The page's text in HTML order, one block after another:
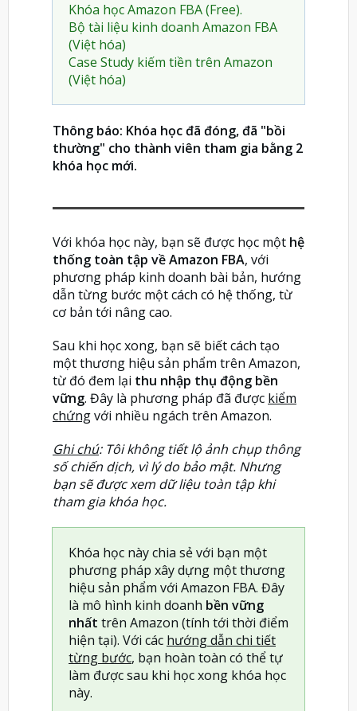
Khóa học Amazon FBA (Free).
Bộ tài liệu kinh doanh Amazon FBA
(Việt hóa)
Case Study kiếm tiền trên Amazon
(Việt hóa)
Thông báo: Khóa học đã đóng, đã "bồi
thường" cho thành viên tham gia bằng 2
khóa học mới.
Với khóa học này, bạn sẽ được học một hệ
thống toàn tập về Amazon FBA, với
phương pháp kinh doanh bài bản, hướng
dẫn từng bước một cách có hệ thống, từ
cơ bản tới nâng cao.
Sau khi học xong, bạn sẽ biết cách tạo
một thương hiệu sản phẩm trên Amazon,
từ đó đem lại thu nhập thụ động bền
vững. Đây là phương pháp đã được kiểm
chứngvới nhiều ngách trên Amazon.
Ghi chú: Tôi không tiết lộ ảnh chụp thông
số chiến dịch, vì lý do bảo mật. Nhưng
bạn sẽ được xem dữ liệu toàn tập khi
tham gia khóa học.
Khóa học này chia sẻ với bạn một
phương pháp xây dựng một thương
hiệu sản phẩm với Amazon FBA. Đây
là mô hình kinh doanh bền vững
nhất trên Amazon (tính tới thời điểm
hiện tại). Với các hướng dẫn chi tiết
từng bước, bạn hoàn toàn có thể tự
làm được sau khi học xong khóa học
này.